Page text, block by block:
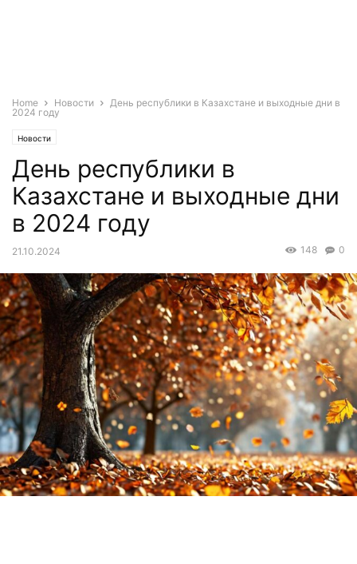
Home Новости
День республики в Казахстане и выходные дни в
2024 году
Новости
День республики в
Казахстане и выходные дни
в 2024 году
21.10.2024 0
148